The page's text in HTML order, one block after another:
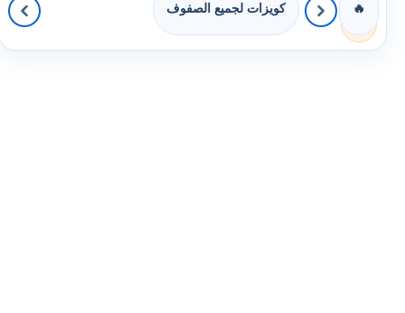
🔥 كويزات لجميع الصفوف